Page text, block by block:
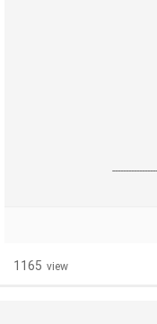
1165 view